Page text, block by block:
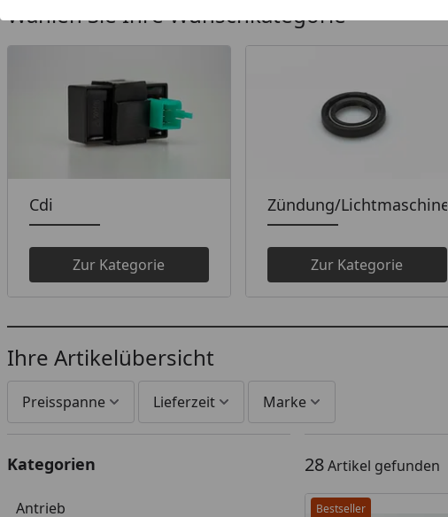
Wählen Sie Ihre Wunschkategorie
Cdi
Zur Kategorie
Zündung/Lichtmaschine
Zur Kategorie
Ihre Artikelübersicht
Preisspanne Lieferzeit Marke
Kategorien
Antrieb
28Artikel gefunden
Bestseller